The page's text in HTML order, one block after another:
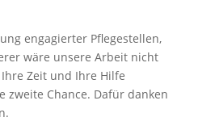
engagierter Pflegestellen,
wäre unsere Arbeit nicht
Zeit und Ihre Hilfe
zweite Chance. Dafür danken